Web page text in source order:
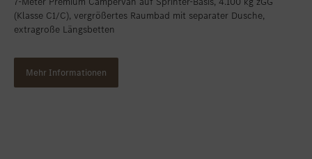
(Klasse C1/C), vergrößertes Raumbad mit separater Dusche,
extragroße Längsbetten
Mehr Informationen